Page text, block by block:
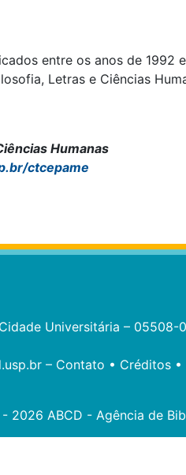
entre os anos de 1992
Letras e Ciências
Humanas
ctcepame
Universitária – 05508-
– Contato • Créditos •
2026 ABCD - Agência de